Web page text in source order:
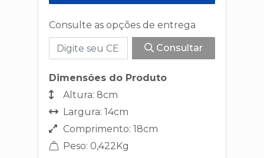
Consulte as opções de entrega
Consultar
Dimensões do Produto
Altura: 8cm
Largura: 14cm
Comprimento: 18cm
Peso: 0,422Kg